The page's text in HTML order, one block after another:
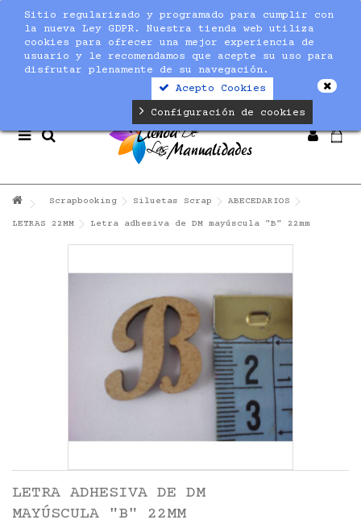
Notice : Undefined index: max_amount in
/home/nuevaltm/public_html/modules/sequracheckout/lib/
on line19
Sitio regularizado y programado para cumplir con
la nueva Ley GDPR. Nuestra tienda web utiliza
cookies para ofrecer una mejor experiencia de
usuario y le recomendamos que acepte su uso para
disfrutar plenamente de su navegación.
Acepto Cookies
Configuración de cookies
Scrapbooking Siluetas Scrap ABECEDARIOS
LETRAS 22MM Letra adhesiva de DM mayúscula "B" 22mm
LETRA ADHESIVA DE DM
MAYÚSCULA "B" 22MM